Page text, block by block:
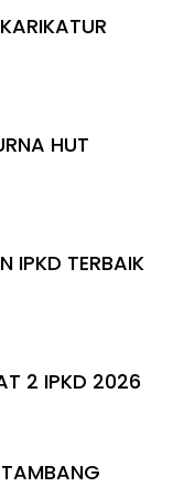
HUT
IPKD TERBAIK
2 IPKD 2026